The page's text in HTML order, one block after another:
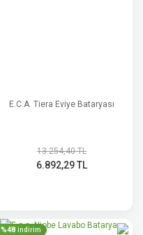
E.C.A. Tiera Eviye Bataryası
13.254,40 TL
6.892,29 TL
%48 indirim